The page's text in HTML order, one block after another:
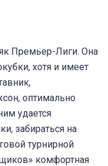
Премьер-Лиги. Она
хотя и имеет
оптимально
удается
забираться на
турнирной
комфортная